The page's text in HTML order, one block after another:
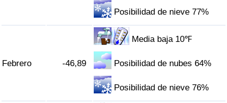
Posibilidad de nieve 77%
Febrero -46,89
Media baja 10℉
Posibilidad de nubes 64%
Posibilidad de nieve 76%
Índice de contaminación
Índice de Contaminación por País